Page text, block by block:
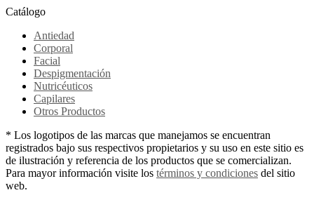
Catálogo
Antiedad
Corporal
Facial
Despigmentación
Nutricéuticos
Capilares
Otros Productos
* Los logotipos de las marcas que manejamos se encuentran
registrados bajo sus respectivos propietarios y su uso en este sitio es
de ilustración y referencia de los productos que se comercializan.
Para mayor información visite los términos y condiciones del sitio
web.